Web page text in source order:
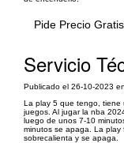
Pide Precio Gratis
Servicio
Publicado el 26-10-2023
La play 5 que tengo, tiene
juegos. Al jugar la nba
luego de unos 7-10
minutos se apaga. La play
sobrecalienta y se apaga.